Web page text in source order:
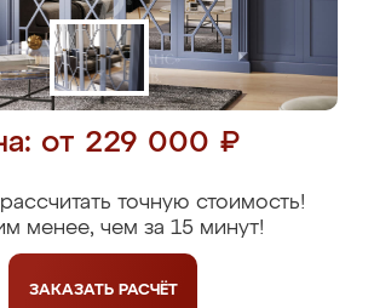
от 229 000 ₽
точную стоимость!
менее, чем за 15 минут!
ЗАКАЗАТЬ РАСЧЁТ